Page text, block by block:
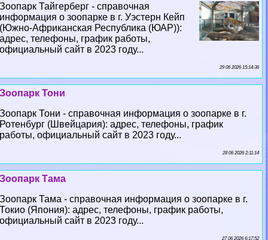
Зоопарк Тайгерберг - справочная
информация о зоопарке в г. Уэстерн Кейп
(Южно-Африканская Республика (ЮАР)):
адрес, телефоны, график работы,
официальный сайт в 2023 году...
29 06 2026 15:14:36
Зоопарк Тони
Зоопарк Тони - справочная информация о зоопарке в г.
Ротенбург (Швейцария): адрес, телефоны, график
работы, официальный сайт в 2023 году...
28 06 2026 2:11:14
Зоопарк Тама
Зоопарк Тама - справочная информация о зоопарке в г.
Токио (Япония): адрес, телефоны, график работы,
официальный сайт в 2023 году...
27 06 2026 6:17:52